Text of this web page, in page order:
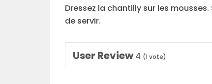
Dressez la chantilly sur les
de servir.
User Review 4 (1 vote)